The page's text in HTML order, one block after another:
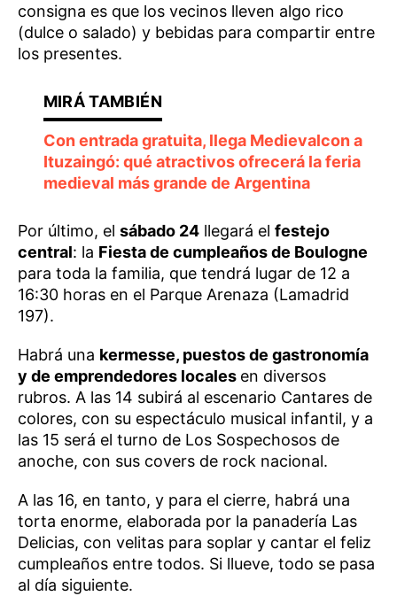
consigna es que los vecinos lleven algo rico
(dulce o salado) y bebidas para compartir entre
los presentes.
Con entrada gratuita, llega Medievalcon a
Ituzaingó: qué atractivos ofrecerá la feria
medieval más grande de Argentina
Por último, el sábado 24 llegará el festejo
central: la Fiesta de cumpleaños de Boulogne
para toda la familia, que tendrá lugar de 12 a
16:30 horas en el Parque Arenaza (Lamadrid
197).
Habrá una kermesse, puestos de gastronomía
y de emprendedores locales en diversos
rubros. A las 14 subirá al escenario Cantares de
colores, con su espectáculo musical infantil, y a
las 15 será el turno de Los Sospechosos de
anoche, con sus covers de rock nacional.
A las 16, en tanto, y para el cierre, habrá una
torta enorme, elaborada por la panadería Las
Delicias, con velitas para soplar y cantar el feliz
cumpleaños entre todos. Si llueve, todo se pasa
al día siguiente.